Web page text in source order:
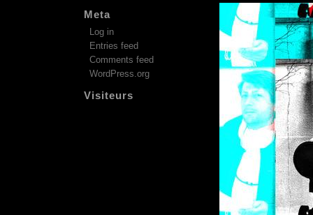
Meta
Log in
Entries feed
Comments feed
WordPress.org
Visiteurs